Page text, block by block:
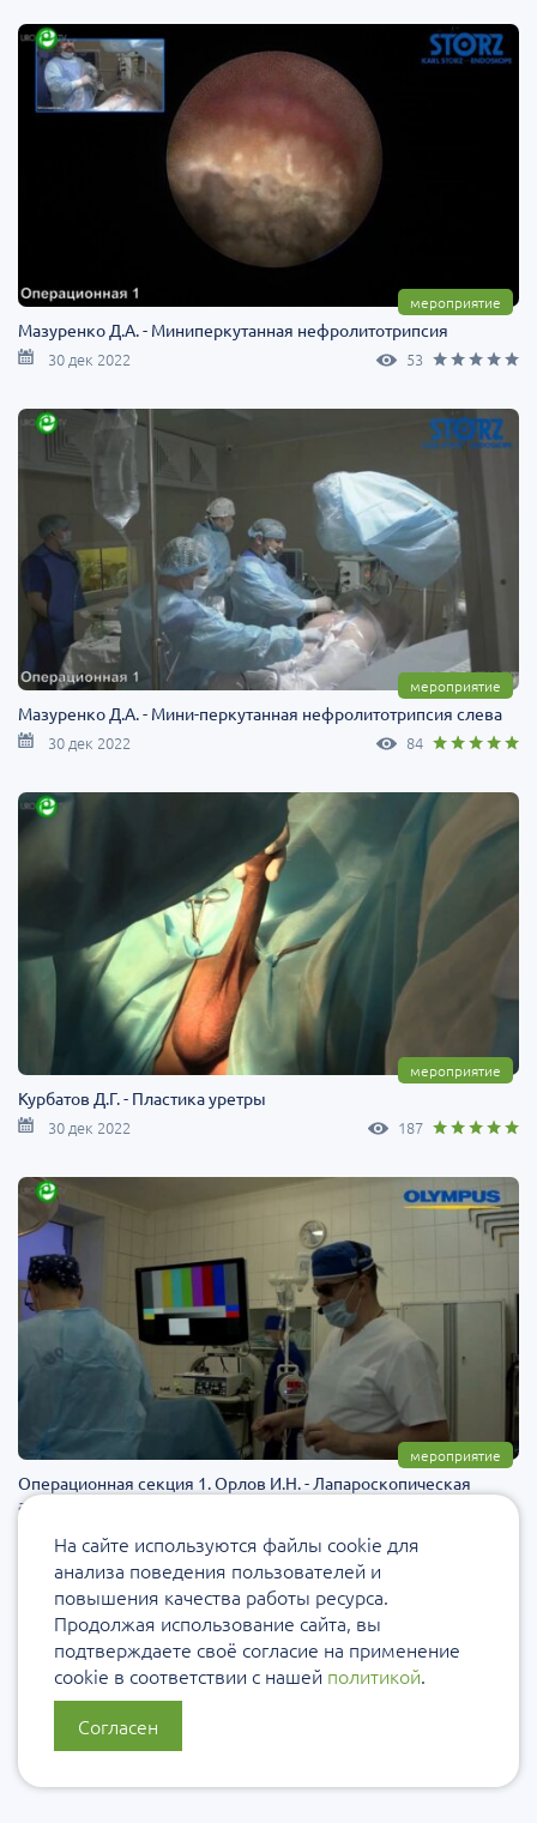
мероприятие
Мазуренко Д.А. - Миниперкутанная нефролитотрипсия
30 дек 2022 53
мероприятие
Мазуренко Д.А. - Мини-перкутанная нефролитотрипсия слева
30 дек 2022 84
мероприятие
Курбатов Д.Г. - Пластика уретры
30 дек 2022 187
мероприятие
Операционная секция 1. Орлов И.Н. - Лапароскопическая
аденомэктомия
30 дек 2022
На сайте используются файлы cookie для
анализа поведения пользователей и
повышения качества работы ресурса.
Продолжая использование сайта, вы
подтверждаете своё согласие на применение
cookie в соответствии с нашей политикой.
Согласен